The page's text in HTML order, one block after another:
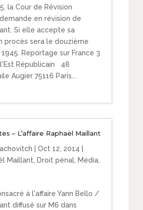
la Cour de Révision
en révision de
Si elle accepte sa
procès sera le douzième
Reportage sur France 3
Républicain 48
Augier 75116 Paris...
– L’affaire Raphaël Maillant
Oct 12, 2014
Maillant, Droit pénal, Média,
à l'affaire Yann Bello /
diffusé sur M6 dans